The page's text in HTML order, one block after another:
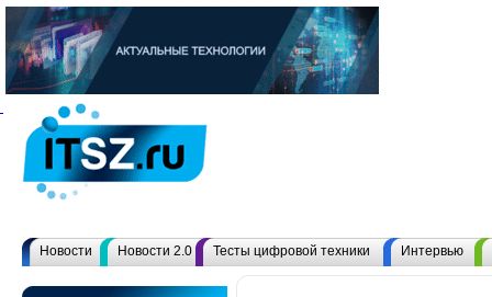
Новости Новости 2.0 Тесты цифровой техники Интервью